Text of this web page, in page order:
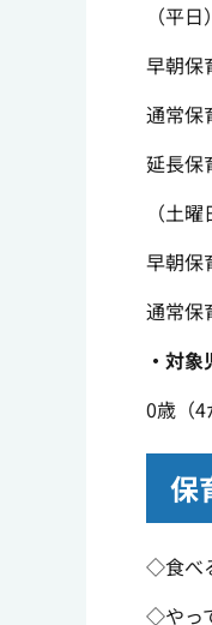
（平日）
早朝
通常
延長
（土曜
早朝
通常
・対象
0歳（4
保
◇食べ
◇やっ